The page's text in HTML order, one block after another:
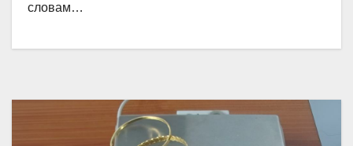
словам…